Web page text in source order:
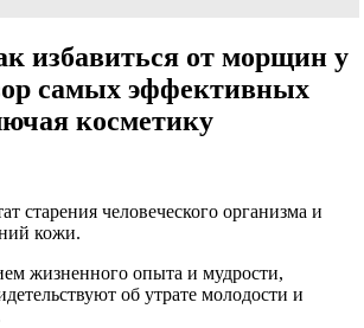
избавиться от морщин у
самых эффективных
косметику
старения человеческого организма и
кожи.
жизненного опыта и мудрости,
об утрате молодости и